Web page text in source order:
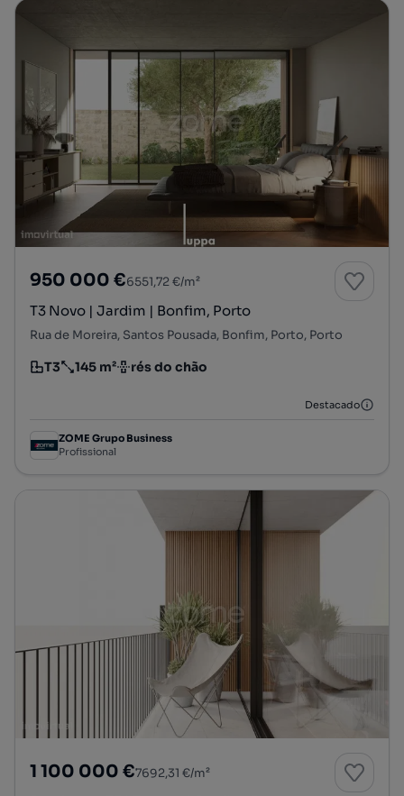
950 000 €6551,72 €/m²
T3 Novo | Jardim | Bonfim, Porto
Rua de Moreira, Santos Pousada, Bonfim, Porto, Porto
Tipologia
T3
Preço por metro quadrado
145 m²
Andar rés do chão
Destacado
ZOME Grupo Business
Profissional
1 100 000 €7692,31 €/m²